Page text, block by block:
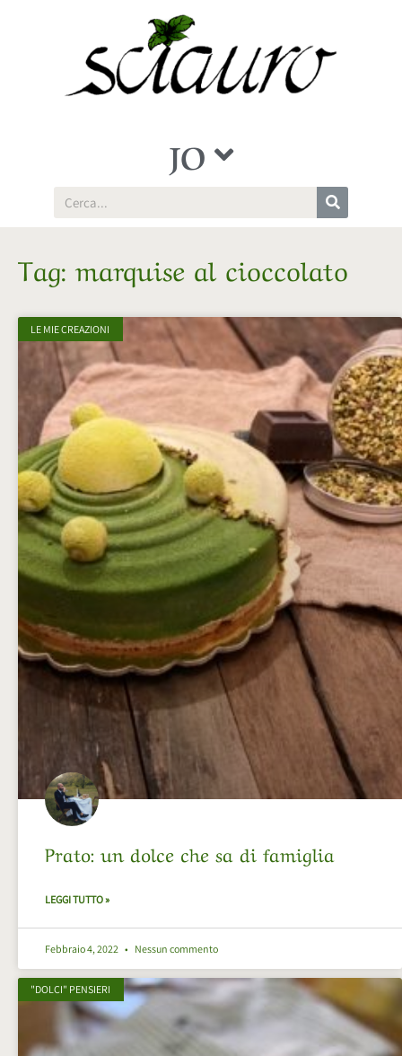
JO
Tag: marquise al cioccolato
LE MIE CREAZIONI
Prato: un dolce che sa di famiglia
LEGGI TUTTO »
Febbraio 4, 2022 Nessun commento
"DOLCI" PENSIERI